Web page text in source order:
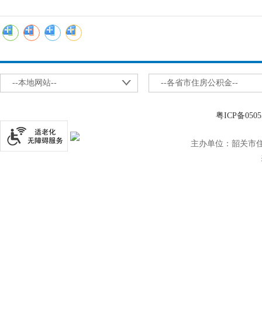
--本地网站-- --各省市住房公积金--
粤ICP备
主办单位：韶关市